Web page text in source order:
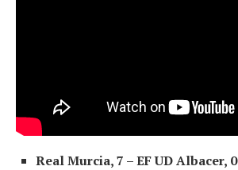
Real Murcia, 7 – EF UD Albacer, 0